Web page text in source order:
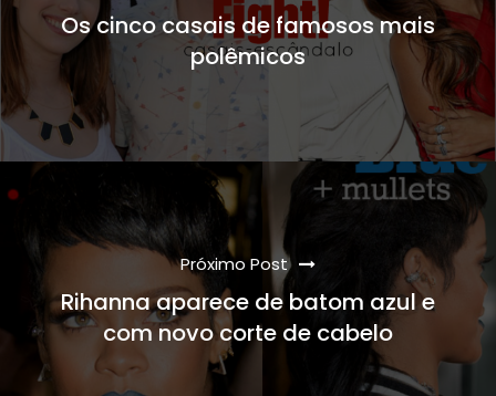
Os cinco casais de famosos mais
polêmicos
Próximo Post
Rihanna aparece de batom azul e
com novo corte de cabelo